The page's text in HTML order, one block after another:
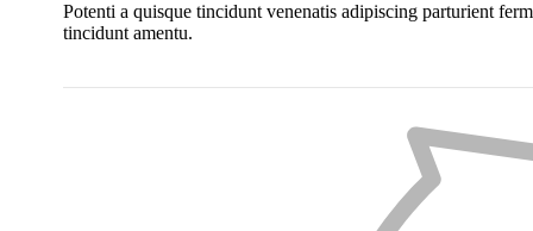
Potenti a quisque tincidunt venenatis adipiscing parturient
tinciduntamentu.